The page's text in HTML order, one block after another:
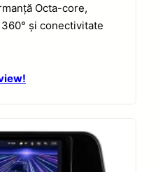
Octa-core,
360° și conectivitate